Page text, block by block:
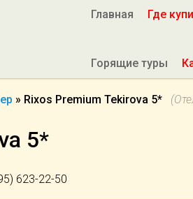
Главная Где
Горящие туры
» Rixos Premium Tekirova 5*
5*
623-22-50